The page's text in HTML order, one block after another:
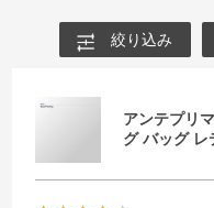
絞り込み
アンテプリ
グ バッグ レ